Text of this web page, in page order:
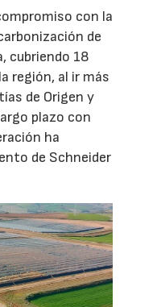
con la
de
cubriendo 18
región, al ir más
de Origen y
plazo con
ha
de Schneider